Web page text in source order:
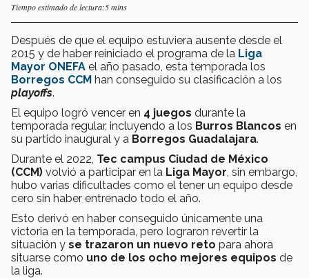
Tiempo estimado de lectura:5 mins
Después de que el equipo estuviera ausente desde el
2015 y de haber reiniciado el programa de la Liga
Mayor ONEFA el año pasado, esta temporada los
Borregos CCM han conseguido su clasificación a los
playoffs.
El equipo logró vencer en 4 juegos durante la
temporada regular, incluyendo a los Burros Blancos en
su partido inaugural y a Borregos Guadalajara.
Durante el 2022, Tec campus Ciudad de México
(CCM) volvió a participar en la Liga Mayor , sin embargo,
hubo varias dificultades como el tener un equipo desde
cero sin haber entrenado todo el año.
Esto derivó en haber conseguido únicamente una
victoria en la temporada, pero lograron revertir la
situación y se trazaron un nuevo reto para ahora
situarse como uno de los ocho mejores equipos de
la liga.